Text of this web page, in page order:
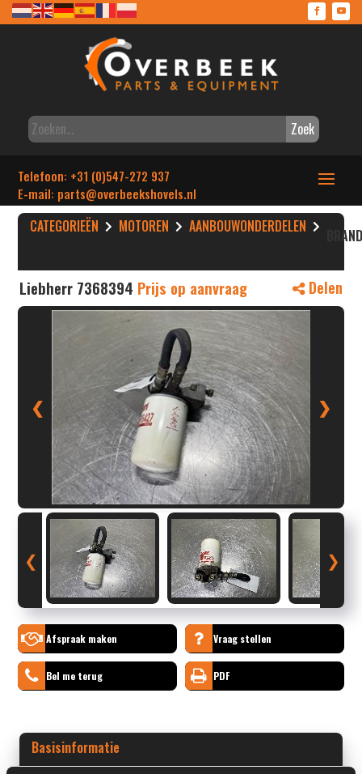
Zoek
Telefoon: +31 (0)547-272 937
E-mail: parts@overbeekshovels.nl
CATEGORIEËN MOTOREN AANBOUWONDERDELEN
Liebherr 7368394 Prijs op aanvraag Delen
❮ ❯
❮ ❯
Afspraak maken Vraag stellen
Bel me terug PDF
Basisinformatie